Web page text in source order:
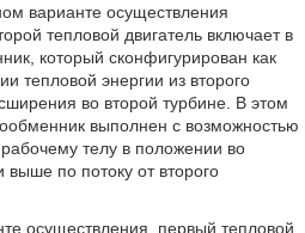
варианте осуществления
тепловой двигатель включает в
который сконфигурирован как
тепловой энергии из второго
во второй турбине. В этом
выполнен с возможностью
телу в положении во
по потоку от второго
осуществления, первый тепловой